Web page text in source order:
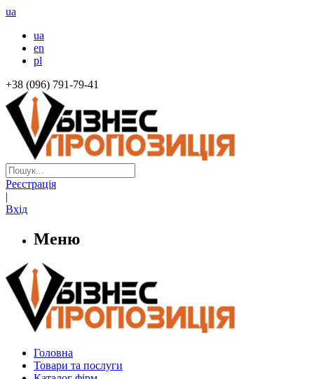
ua
ua
en
pl
+38 (096) 791-79-41
Реєстрація
|
Вхід
Меню
Головна
Товари та послуги